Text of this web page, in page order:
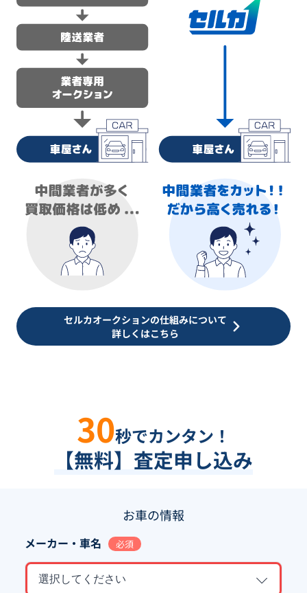
セルカオークションの仕組みについて
詳しくはこちら
30秒でカンタン！
【無料】査定申し込み
お車の情報
メーカー・車名 必須
選択してください